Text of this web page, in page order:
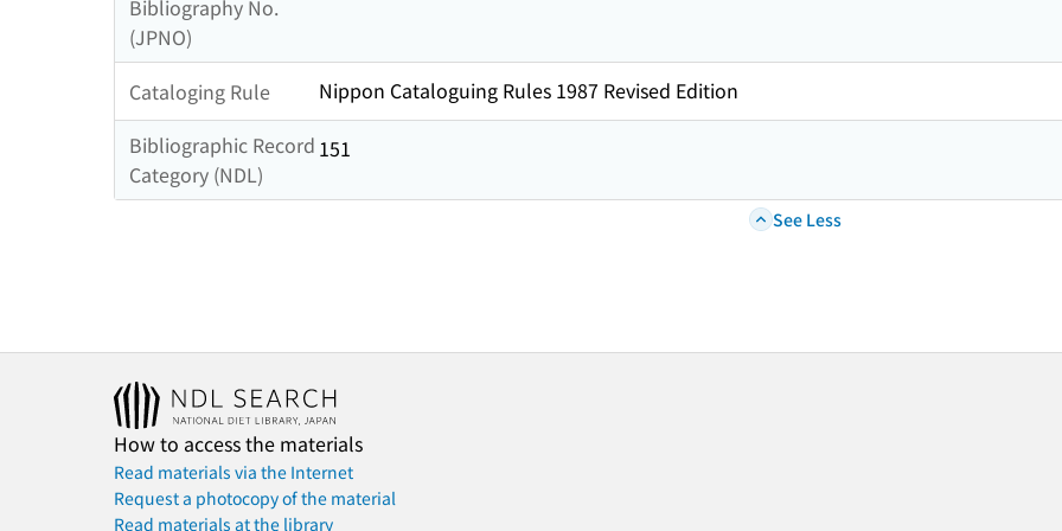
Bibliography No.
(JPNO)
Cataloging Rule
Nippon Cataloguing Rules 1987 Revised Edition
Bibliographic Record
Category (NDL)
151
See Less
How to access the materials
Read materials via the Internet
Request a photocopy of the material
Read materials at the library